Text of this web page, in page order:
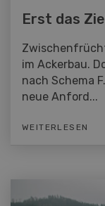
Erst das
im Ackerbau.
nach Schema
neue Anford...
WEITERLESEN